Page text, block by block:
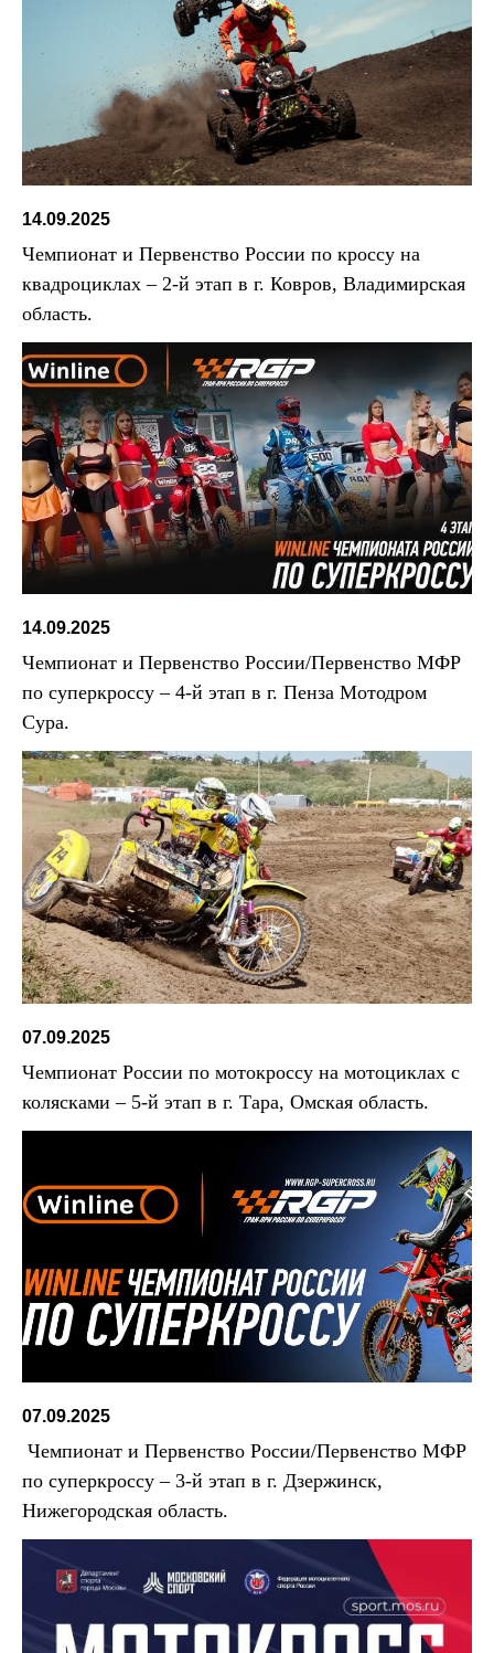
14.09.2025
Чемпионат и Первенство России по кроссу на
квадроциклах – 2-й этап в г. Ковров, Владимирская
область.
14.09.2025
Чемпионат и Первенство России/Первенство МФР
по суперкроссу – 4-й этап в г. Пенза Мотодром
Сура.
07.09.2025
Чемпионат России по мотокроссу на мотоциклах с
колясками – 5-й этап в г. Тара, Омская область.
07.09.2025
Чемпионат и Первенство России/Первенство МФР
по суперкроссу – 3-й этап в г. Дзержинск,
Нижегородская область.